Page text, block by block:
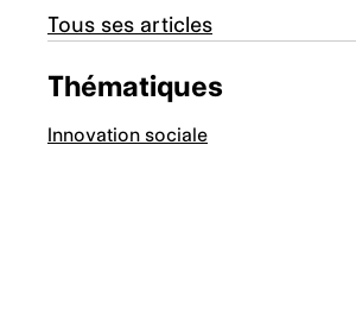
Tous ses articles
Thématiques
Innovation sociale